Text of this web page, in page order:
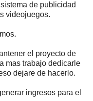
de publicidad
videojuegos.
el proyecto de
mas trabajo dedicarle
dejare de hacerlo.
ingresos para el